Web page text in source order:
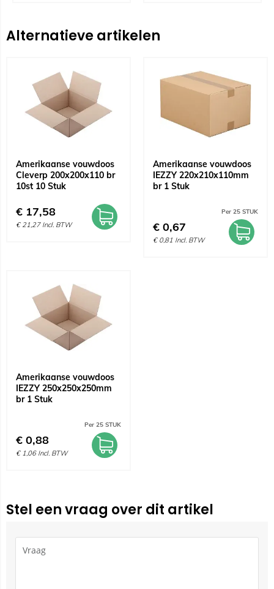
Alternatieve artikelen
Amerikaanse vouwdoos
Cleverp 200x200x110 br
10st 10 Stuk
€ 17,58
€ 21,27 Incl. BTW
Amerikaanse vouwdoos
IEZZY 220x210x110mm
br 1 Stuk
Per 25 STUK
€ 0,67
€ 0,81 Incl. BTW
Amerikaanse vouwdoos
IEZZY 250x250x250mm
br 1 Stuk
Per 25 STUK
€ 0,88
€ 1,06 Incl. BTW
Stel een vraag over dit artikel